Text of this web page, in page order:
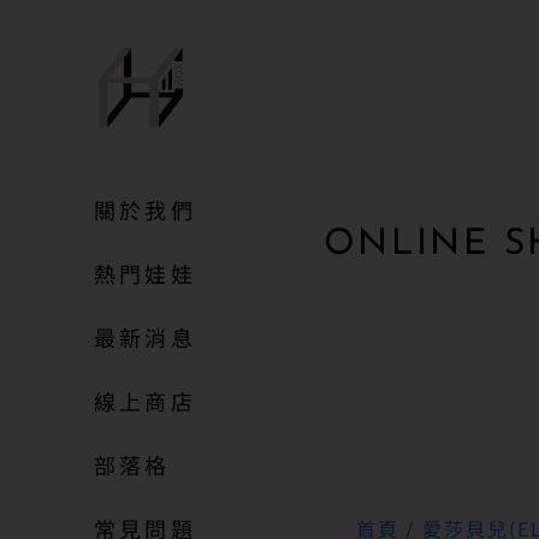
關於我們
熱門娃娃
最新消息
線上商店
部落格
常見問題
ONLINE
首頁 / 愛莎貝兒